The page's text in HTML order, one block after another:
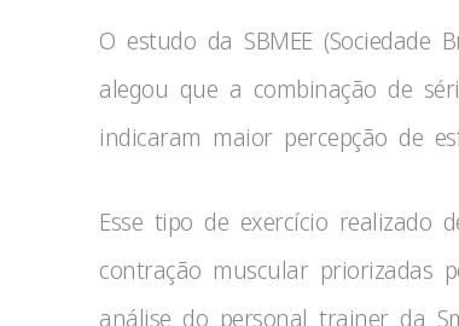
O estudo da SBMEE (Sociedade
alegou que a combinação de
indicaram maior percepção de
Esse tipo de exercício realizado
contração muscular priorizadas
análise do personal trainer da